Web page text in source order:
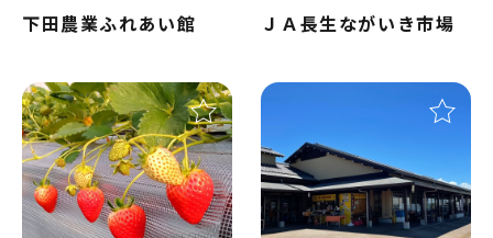
下田農業ふれあい館 ＪＡ長生ながいき市場